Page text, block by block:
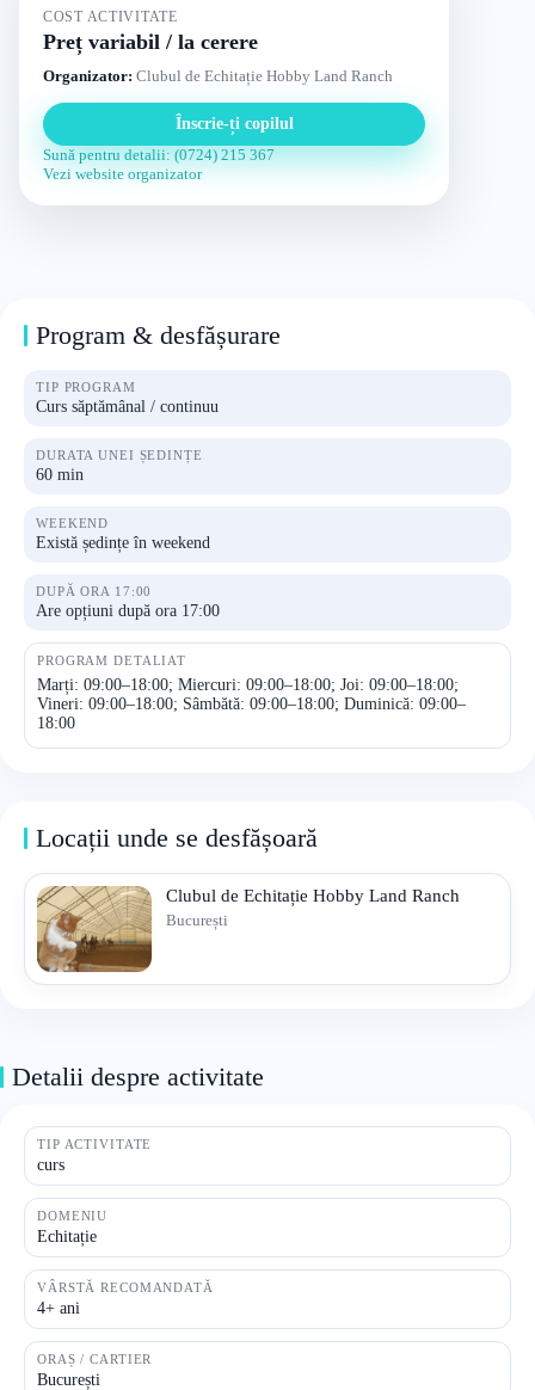
COST ACTIVITATE
Preț variabil / la cerere
Organizator: Clubul de Echitație Hobby Land Ranch
Înscrie-ți copilul
Sună pentru detalii: (0724) 215 367
Vezi website organizator
Program & desfășurare
TIP PROGRAM
Curs săptămânal / continuu
DURATA UNEI ȘEDINȚE
60 min
WEEKEND
Există ședințe în weekend
DUPĂ ORA 17:00
Are opțiuni după ora 17:00
PROGRAM DETALIAT
Marți: 09:00–18:00; Miercuri: 09:00–18:00; Joi: 09:00–18:00;
Vineri: 09:00–18:00; Sâmbătă: 09:00–18:00; Duminică: 09:00–
18:00
Locații unde se desfășoară
Clubul de Echitație Hobby Land Ranch
București
Detalii despre activitate
TIP ACTIVITATE
curs
DOMENIU
Echitație
VÂRSTĂ RECOMANDATĂ
4+ ani
ORAȘ / CARTIER
București